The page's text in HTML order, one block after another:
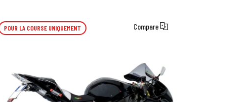
POUR LA COURSE UNIQUEMENT Compare